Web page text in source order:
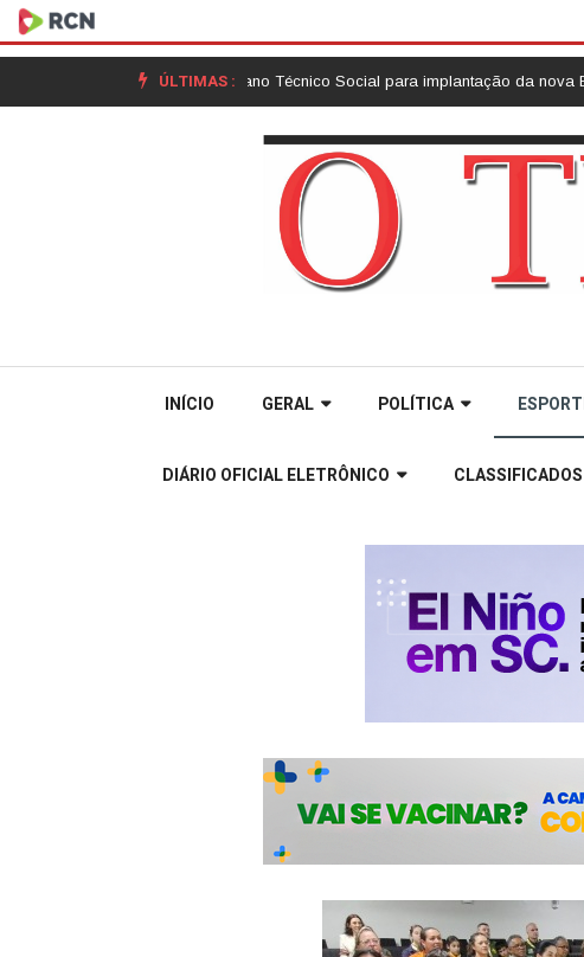
ÚLTIMAS :
do Plano Técnico Social para implantação da nova ETA |Núcleo de
INÍCIO GERAL POLÍTICA
DIÁRIO OFICIAL ELETRÔNICO CLASSIFICADOS